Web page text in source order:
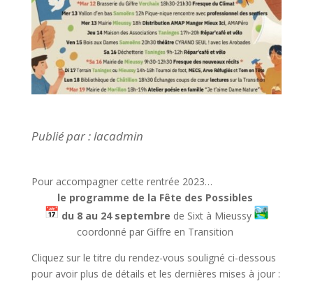
Publié par : lacadmin
Pour accompagner cette rentrée 2023…
le programme de la Fête des Possibles
du 8 au 24 septembre de Sixt à Mieussy
coordonné par Giffre en Transition
Cliquez sur le titre du rendez-vous souligné ci-dessous
pour avoir plus de détails et les dernières mises à jour :